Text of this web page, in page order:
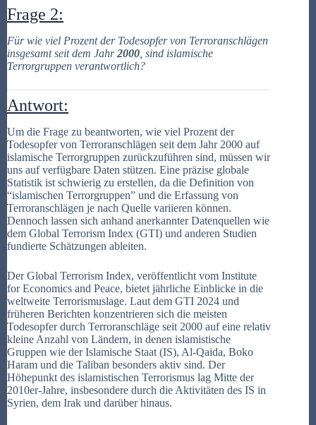
Frage 2:
Für wie viel Prozent der Todesopfer von Terroranschlägen
insgesamt seit dem Jahr2000 , sind islamische
Terrorgruppen verantwortlich?
Antwort:
Um die Frage zu beantworten, wie viel Prozent der
Todesopfer von Terroranschlägen seit dem Jahr 2000 auf
islamische Terrorgruppen zurückzuführen sind, müssen wir
uns auf verfügbare Daten stützen. Eine präzise globale
Statistik ist schwierig zu erstellen, da die Definition von
“islamischen Terrorgruppen” und die Erfassung von
Terroranschlägen je nach Quelle variieren können.
Dennoch lassen sich anhand anerkannter Datenquellen wie
dem Global Terrorism Index (GTI) und anderen Studien
fundierte Schätzungen ableiten.
Der Global Terrorism Index, veröffentlicht vom Institute
for Economics and Peace, bietet jährliche Einblicke in die
weltweite Terrorismuslage. Laut dem GTI 2024 und
früheren Berichten konzentrieren sich die meisten
Todesopfer durch Terroranschläge seit 2000 auf eine relativ
kleine Anzahl von Ländern, in denen islamistische
Gruppen wie der Islamische Staat (IS), Al-Qaida, Boko
Haram und die Taliban besonders aktiv sind. Der
Höhepunkt des islamistischen Terrorismus lag Mitte der
2010er-Jahre, insbesondere durch die Aktivitäten des IS in
Syrien, dem Irak und darüber hinaus.